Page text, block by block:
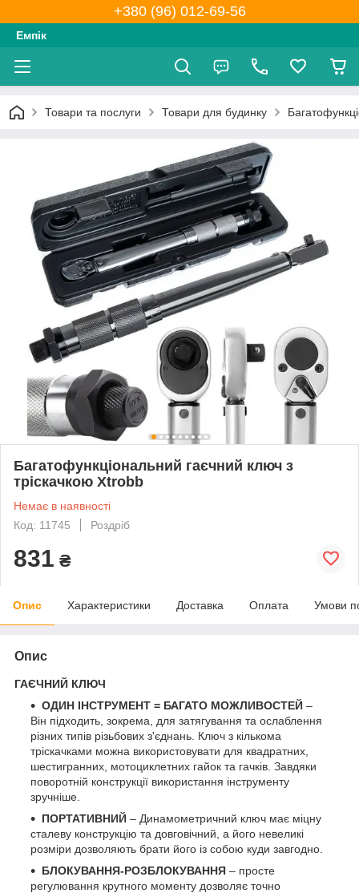
+380 (96) 012-69-56
Емпік
Товари та послуги Товари для будинку
Багатофункціональний гаєчний ключ з
тріскачкою Xtrobb
Немає в наявності
Код: 11745
Роздріб
831 ₴
Опис Характеристики Доставка Оплата Умови
Опис
ГАЄЧНИЙ КЛЮЧ
ОДИН ІНСТРУМЕНТ = БАГАТО МОЖЛИВОСТЕЙ –
Він підходить, зокрема, для затягування та ослаблення
різних типів різьбових з'єднань. Ключ з кількома
тріскачками можна використовувати для квадратних,
шестигранних, мотоциклетних гайок та гачків. Завдяки
поворотній конструкції використання інструменту
зручніше.
ПОРТАТИВНИЙ – Динамометричний ключ має міцну
сталеву конструкцію та довговічний, а його невеликі
розміри дозволяють брати його із собою куди завгодно.
БЛОКУВАННЯ-РОЗБЛОКУВАННЯ – просте
регулювання крутного моменту дозволяє точно